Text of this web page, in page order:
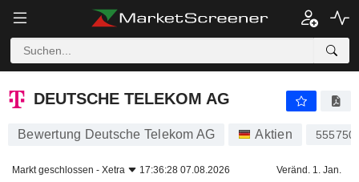
DEUTSCHE TELEKOM AG
DEUTSCHE TELEKOM AG
Bewertung Deutsche Telekom AG Aktien 555750
Markt geschlossen - Xetra 17:36:28 07.08.2026 Veränd. 1. Jan.